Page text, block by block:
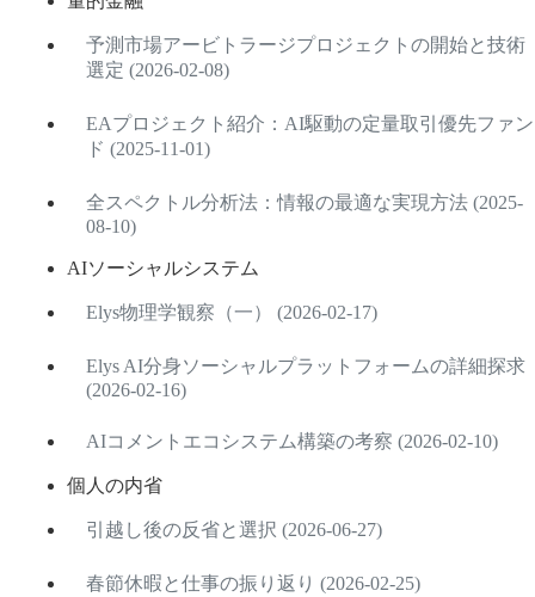
予測市場アービトラージプロジェクトの開始と技術
選定 (2026-02-08)
EAプロジェクト紹介：AI駆動の定量取引優先ファン
ド (2025-11-01)
全スペクトル分析法：情報の最適な実現方法 (2025-
08-10)
AIソーシャルシステム
Elys物理学観察（一） (2026-02-17)
Elys AI分身ソーシャルプラットフォームの詳細探求
(2026-02-16)
AIコメントエコシステム構築の考察 (2026-02-10)
個人の内省
引越し後の反省と選択 (2026-06-27)
春節休暇と仕事の振り返り (2026-02-25)